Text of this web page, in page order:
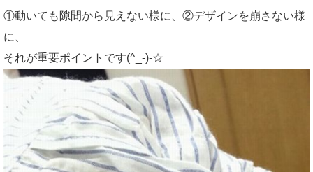
①動いても隙間から見えない様に、②デザインを崩さない様
に、
それが重要ポイントです(^_-)-☆